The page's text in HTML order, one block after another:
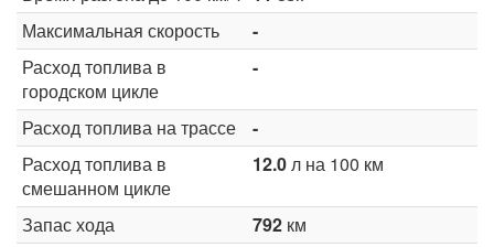
Максимальная скорость
-
Расход топлива в
городском цикле
-
Расход топлива на трассе
-
Расход топлива в
смешанном цикле
12.0л на 100 км
Запас хода 792 км